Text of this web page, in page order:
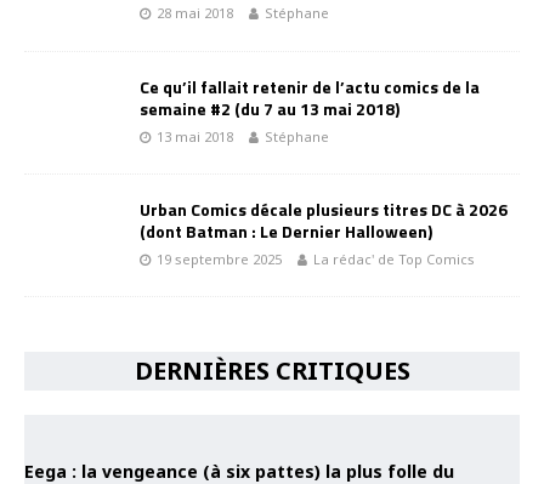
28 mai 2018 Stéphane
Ce qu’il fallait retenir de l’actu comics de la
semaine #2 (du 7 au 13 mai 2018)
13 mai 2018 Stéphane
Urban Comics décale plusieurs titres DC à 2026
(dont Batman : Le Dernier Halloween)
19 septembre 2025 La rédac' de Top Comics
DERNIÈRES CRITIQUES
Eega : la vengeance (à six pattes) la plus folle du